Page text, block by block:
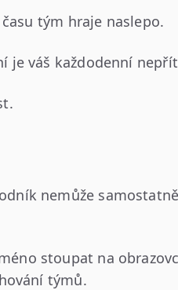
tým hraje naslepo.
je váš každodenní
nemůže
stoupat na
týmů.